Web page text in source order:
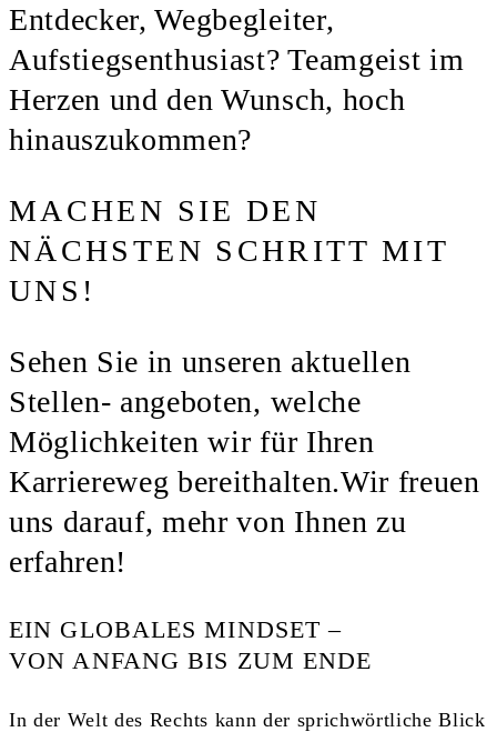
Entdecker, Wegbegleiter,
Aufstiegsenthusiast? Teamgeist im
Herzen und den Wunsch, hoch
hinauszukommen?
MACHEN SIE DEN
NÄCHSTEN SCHRITT MIT
UNS!
Sehen Sie in unseren aktuellen
Stellen- angeboten, welche
Möglichkeiten wir für Ihren
Karriereweg bereithalten.Wir freuen
uns darauf, mehr von Ihnen zu
erfahren!
EIN GLOBALES MINDSET –
VON ANFANG BIS ZUM ENDE
In der Welt des Rechts kann der sprichwörtliche Blick